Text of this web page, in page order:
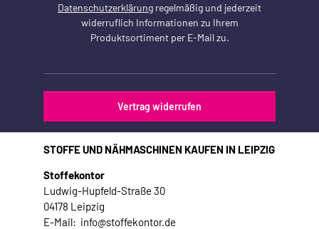
Datenschutzerklärung regelmäßig und jederzeit
widerruflich Informationen zu Ihrem
Produktsortiment per E-Mail zu.
Vertrag widerrufen
STOFFE UND NÄHMASCHINEN KAUFEN IN LEIPZIG
Stoffekontor
Ludwig-Hupfeld-Straße 30
04178 Leipzig
E-Mail: info@stoffekontor.de